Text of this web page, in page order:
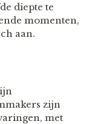
diepte te
momenten,
aan.
zijn
met